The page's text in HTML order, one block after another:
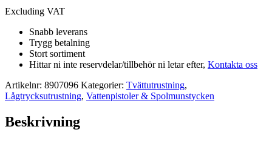
Excluding VAT
Snabb leverans
Trygg betalning
Stort sortiment
Hittar ni inte reservdelar/tillbehör ni letar efter, Kontakta oss
Artikelnr: 8907096 Kategorier: Tvättutrustning,
Lågtrycksutrustning, Vattenpistoler & Spolmunstycken
Beskrivning